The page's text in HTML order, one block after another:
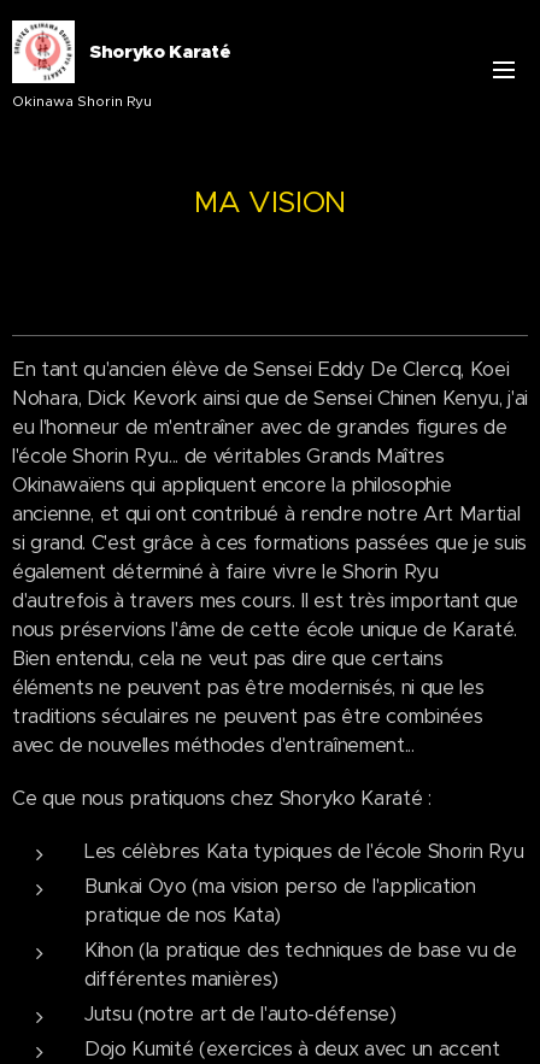
Shoryko Karaté
Okinawa Shorin Ryu
MA VISION
En tant qu'ancien élève de Sensei Eddy De Clercq, Koei
Nohara, Dick Kevork ainsi que de Sensei Chinen Kenyu, j'ai
eu l'honneur de m'entraîner avec de grandes figures de
l'école Shorin Ryu... de véritables Grands Maîtres
Okinawaïens qui appliquent encore la philosophie
ancienne, et qui ont contribué à rendre notre Art Martial
si grand. C'est grâce à ces formations passées que je suis
également déterminé à faire vivre le Shorin Ryu
d'autrefois à travers mes cours. Il est très important que
nous préservions l'âme de cette école unique de Karaté.
Bien entendu, cela ne veut pas dire que certains
éléments ne peuvent pas être modernisés, ni que les
traditions séculaires ne peuvent pas être combinées
avec de nouvelles méthodes d'entraînement...
Ce que nous pratiquons chez Shoryko Karaté :
Les célèbres Kata typiques de l'école Shorin Ryu
Bunkai Oyo (ma vision perso de l'application
pratique de nos Kata)
Kihon (la pratique des techniques de base vu de
différentes manières)
Jutsu (notre art de l'auto-défense)
Dojo Kumité (exercices à deux avec un accent